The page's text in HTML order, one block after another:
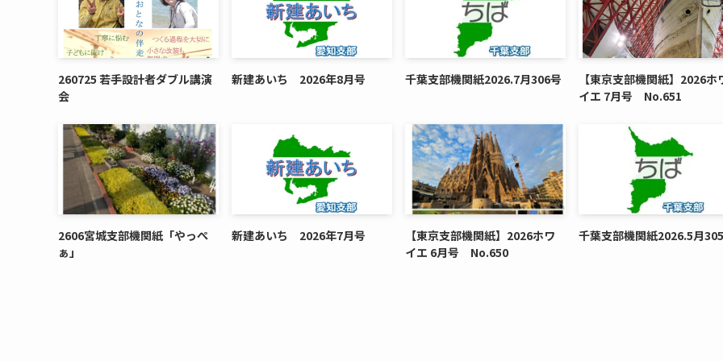
260725 若手設計者ダブル講演
会
新建あいち 2026年8月号 千葉支部機関紙2026.7月306号
【東京支部機関紙】2026ホ
イエ 7月号 No.651
2606宮城支部機関紙「やっぺ
ぁ」
新建あいち 2026年7月号
【東京支部機関紙】2026ホワ
イエ 6月号 No.650
千葉支部機関紙2026.5月